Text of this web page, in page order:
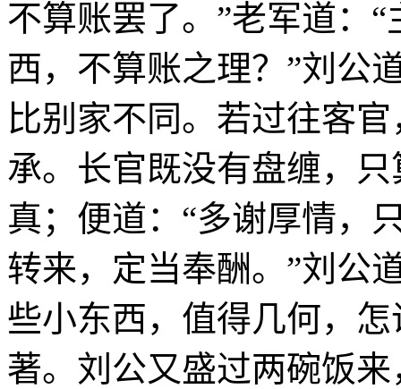
不算账罢了。”老军道：
西，不算账之理？”刘公
比别家不同。若过往客
承。长官既没有盘缠，
真；便道：“多谢厚情，
转来，定当奉酬。”刘公
些小东西，值得几何，
著。刘公又盛过两碗饭